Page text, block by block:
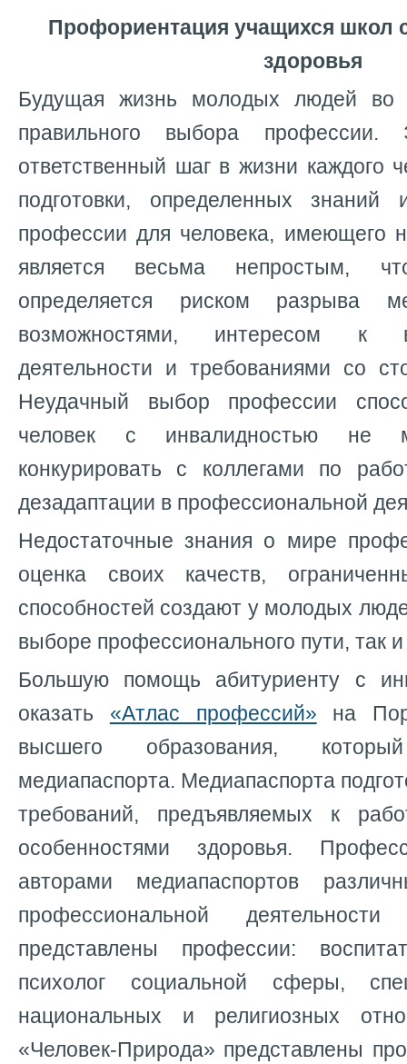
Профориентация учащихся школ
здоровья
Будущая жизнь молодых людей во
правильного выбора
ответственный шаг в жизни каждого
подготовки, определенных
профессии для человека, имеющего
является весьма непростым,
определяется риском разрыва
возможностями, интересом к
деятельности и требованиями со
Неудачный выбор профессии
человек с инвалидностью не
конкурировать с коллегами по
дезадаптации в профессиональной
Недостаточные знания о мире
оценка своих качеств,
способностей создают у молодых
выборе профессионального пути, так
Большую помощь абитуриенту с
оказать «Атлас профессий» на
высшего образования,
медиапаспорта. Медиапаспорта
требований, предъявляемых к
особенностями здоровья.
авторами медиапаспортов
профессиональной деятельности
представлены профессии:
психолог социальной сферы,
национальных и религиозных
«Человек-Природа» представлены